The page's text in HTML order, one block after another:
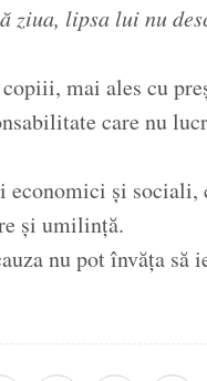
ziua, lipsa lui nu
mai ales cu
care nu
și sociali,
și umilință.
nu pot învăța să